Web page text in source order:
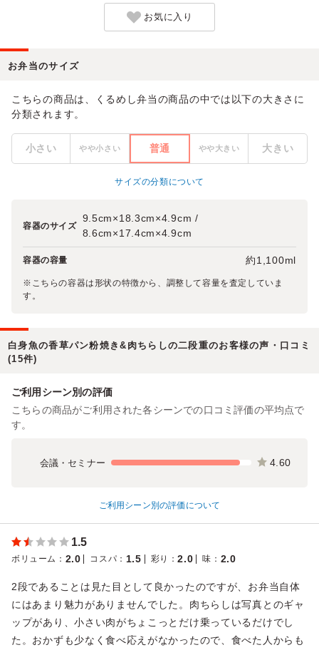
お気に入り
お弁当のサイズ
こちらの商品は、くるめし弁当の商品の中では以下の大きさに
分類されます。
小さい やや小さい 普通 やや大きい 大きい
サイズの分類について
容器のサイズ
9.5cm×18.3cm×4.9cm /
8.6cm×17.4cm×4.9cm
容器の容量 約1,100ml
※こちらの容器は形状の特徴から、調整して容量を査定していま
す。
白身魚の香草パン粉焼き&肉ちらしの二段重のお客様の声・口コミ
(15件)
ご利用シーン別の評価
こちらの商品がご利用された各シーンでの口コミ評価の平均点で
す。
会議・セミナー 4.60
ご利用シーン別の評価について
1.5
ボリューム ： 2.0 コスパ ： 1.5 彩り ：2.0 味 ： 2.0
2段であることは見た目として良かったのですが、お弁当自体
にはあまり魅力がありませんでした。肉ちらしは写真とのギャ
ップがあり、小さい肉がちょこっとだけ乗っているだけでし
た。おかずも少なく食べ応えがなかったので、食べた人からも